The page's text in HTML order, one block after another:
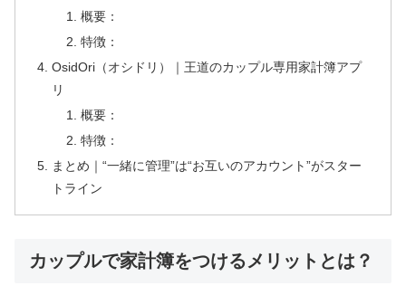
概要：
特徴：
OsidOri（オシドリ）｜王道のカップル専用家計簿アプ
リ
概要：
特徴：
まとめ｜“一緒に管理”は“お互いのアカウント”がスター
トライン
カップルで家計簿をつけるメリットとは？